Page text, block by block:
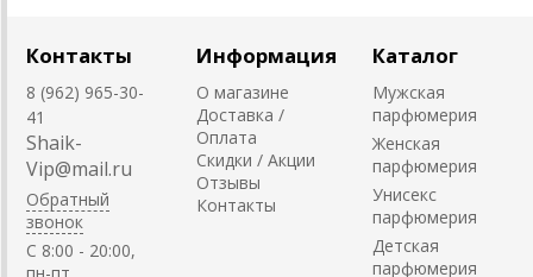
Контакты
8 (962) 965-30-
41
Shaik-
Vip@mail.ru
Обратный
звонок
C 8:00 - 20:00,
пн-пт
Информация
О магазине
Доставка /
Оплата
Скидки / Акции
Отзывы
Контакты
Каталог
Мужская
парфюмерия
Женская
парфюмерия
Унисекс
парфюмерия
Детская
парфюмерия